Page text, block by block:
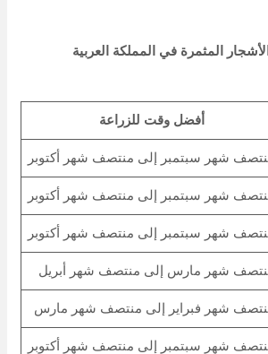
المثمرة في المملكة العربية
أفضل وقت للزراعة
شهر سبتمبر إلى منتصف شهر أكتوبر
شهر سبتمبر إلى منتصف شهر أكتوبر
شهر سبتمبر إلى منتصف شهر أكتوبر
شهر مارس إلى منتصف شهر أبريل
شهر فبراير إلى منتصف شهر مارس
شهر سبتمبر إلى منتصف شهر أكتوبر